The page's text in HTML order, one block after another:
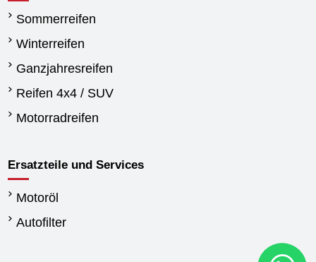
Sommerreifen
Winterreifen
Ganzjahresreifen
Reifen 4x4 / SUV
Motorradreifen
Ersatzteile und Services
Motoröl
Autofilter